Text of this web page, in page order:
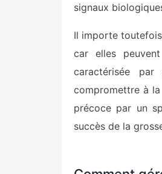
signaux
Il importe
car elles
caractérisée
compromettre à
précoce par un
succès de la